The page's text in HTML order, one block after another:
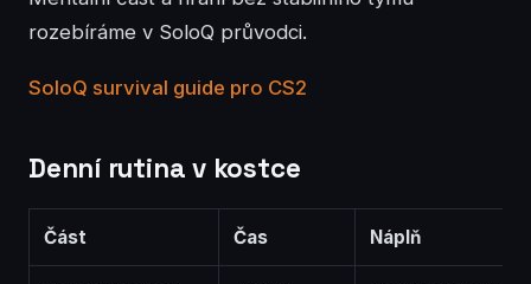
rozebíráme v SoloQ průvodci.
SoloQ survival guide pro CS2
Denní rutina v kostce
Část Čas Náplň